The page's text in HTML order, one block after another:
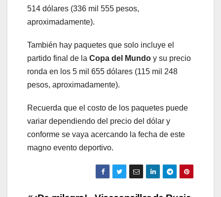
514 dólares (336 mil 555 pesos,
aproximadamente).
También hay paquetes que solo incluye el
partido final de la Copa del Mundo y su precio
ronda en los 5 mil 655 dólares (115 mil 248
pesos, aproximadamente).
Recuerda que el costo de los paquetes puede
variar dependiendo del precio del dólar y
conforme se vaya acercando la fecha de este
magno evento deportivo.